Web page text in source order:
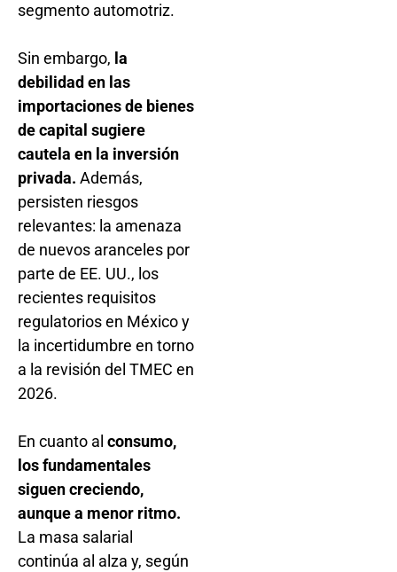
segmento automotriz.
Sin embargo, la
debilidad en las
importaciones de bienes
de capital sugiere
cautela en la inversión
privada. Además,
persisten riesgos
relevantes: la amenaza
de nuevos aranceles por
parte de EE. UU., los
recientes requisitos
regulatorios en México y
la incertidumbre en torno
a la revisión del TMEC en
2026.
En cuanto al consumo,
los fundamentales
siguen creciendo,
aunque a menor ritmo.
La masa salarial
continúa al alza y, según